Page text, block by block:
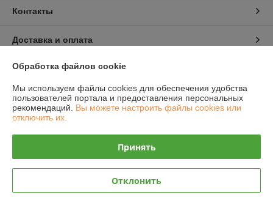
Контакты
Доставка и оплата
График работы
Полная версия сайта
Сайт создан на платформе Deal.by
Обработка файлов cookie
Мы используем файлы cookies для обеспечения удобства
пользователей портала и предоставления персональных
рекомендаций. Вы можете настроить файлы cookies или
отключить их.
Принять
Отклонить